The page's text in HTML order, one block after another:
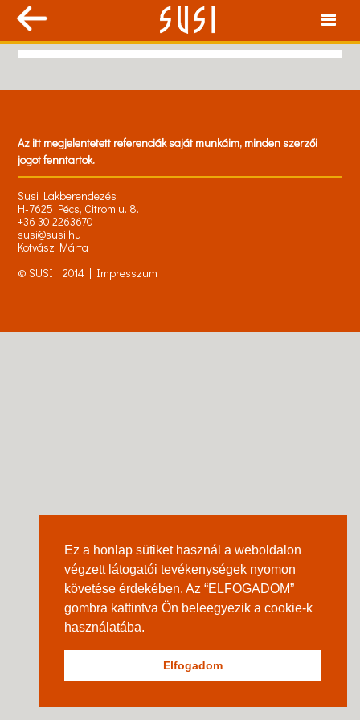
Az itt megjelentetett referenciák saját munkáim, minden szerzői
jogot fenntartok.
Susi Lakberendezés
H-7625 Pécs, Citrom u. 8.
+36 30 2263670
susi@susi.hu
Kotvász Márta
© SUSI | 2014 | Impresszum
Ez a honlap sütiket használ a weboldalon
végzett látogatói tevékenységek nyomon
követése érdekében. Az “ELFOGADOM”
gombra kattintva Ön beleegyezik a cookie-k
használatába.
Elfogadom